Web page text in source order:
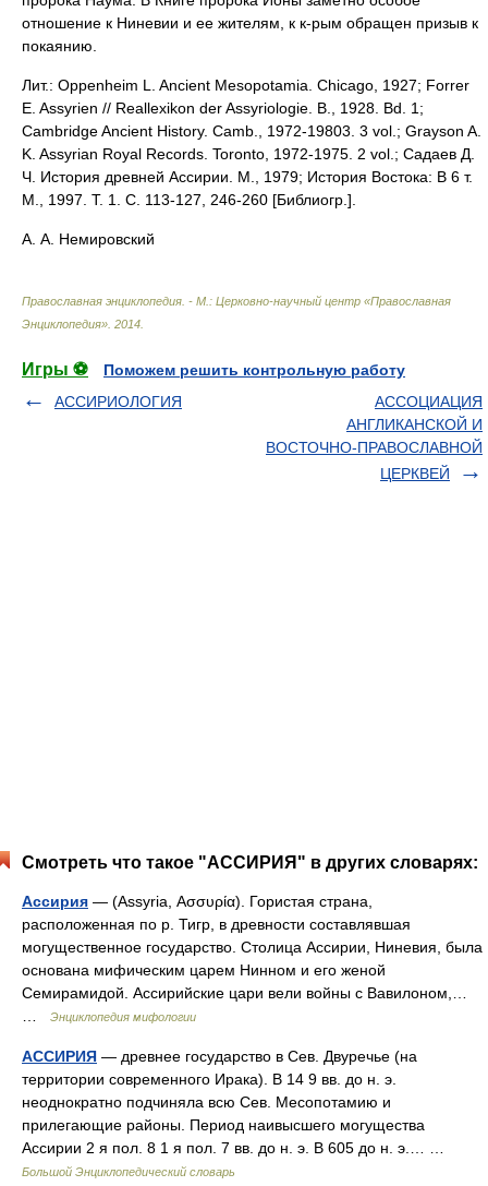
отношение к Ниневии и ее жителям, к к-рым обращен призыв к
покаянию.
Лит.: Oppenheim L. Ancient Mesopotamia. Chicago, 1927; Forrer
E. Assyrien // Reallexikon der Assyriologie. B., 1928. Bd. 1;
Cambridge Ancient History. Camb., 1972-19803. 3 vol.; Grayson A.
K. Assyrian Royal Records. Toronto, 1972-1975. 2 vol.; Садаев Д.
Ч. История древней Ассирии. М., 1979; История Востока: В 6 т.
М., 1997. Т. 1. С. 113-127, 246-260 [Библиогр.].
А. А. Немировский
Православная энциклопедия. - М.: Церковно-научный центр «Православная
Энциклопедия» 2014
Игры ⚽
Поможем решить контрольную работу
АССИРИОЛОГИЯ
АССОЦИАЦИЯ
АНГЛИКАНСКОЙ И
ВОСТОЧНО-ПРАВОСЛАВНОЙ
ЦЕРКВЕЙ
Смотреть что такое "АССИРИЯ" в других словарях:
Ассирия — (Assyria, Ασσυρία). Гористая страна,
расположенная по р. Тигр, в древности составлявшая
могущественное государство. Столица Ассирии, Ниневия, была
основана мифическим царем Нинном и его женой
Семирамидой. Ассирийские цари вели войны с Вавилоном,…
Энциклопедия мифологии
АССИРИЯ — древнее государство в Сев. Двуречье (на
территории современного Ирака). В 14 9 вв. до н. э.
неоднократно подчиняла всю Сев. Месопотамию и
прилегающие районы. Период наивысшего могущества
Ассирии 2 я пол. 8 1 я пол. 7 вв. до н. э. В 605 до н. э.… …
Большой Энциклопедический словарь